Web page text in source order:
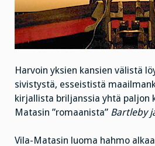
Harvoin yksien kansien välistä
sivistystä, esseististä
kirjallista briljanssia yhtä paljon
Matasin ”romaanista” Bartleby
Vila-Matasin luoma hahmo